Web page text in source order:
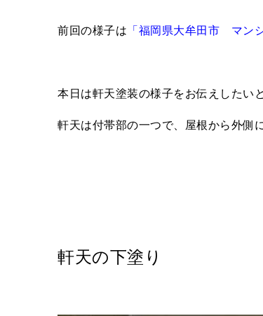
前回の様子は 「福岡県大牟田市 マン
本日は軒天塗装の様子をお伝えしたい
軒天は付帯部の一つで、屋根から外側
軒天の下塗り